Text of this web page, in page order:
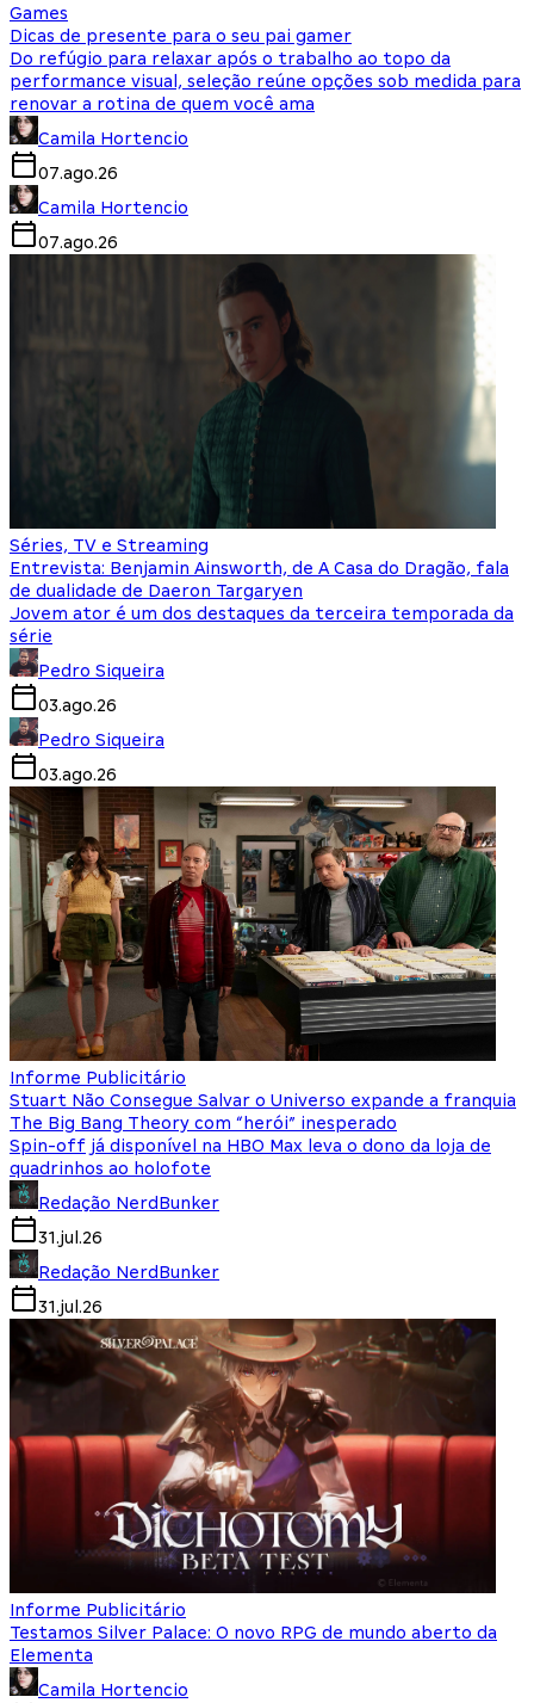
Games
Dicas de presente para o seu pai gamer
Do refúgio para relaxar após o trabalho ao topo da
performance visual, seleção reúne opções sob medida para
renovar a rotina de quem você ama
Camila Hortencio
07.ago.26
Camila Hortencio
07.ago.26
Séries, TV e Streaming
Entrevista: Benjamin Ainsworth, de A Casa do Dragão, fala
de dualidade de Daeron Targaryen
Jovem ator é um dos destaques da terceira temporada da
série
Pedro Siqueira
03.ago.26
Pedro Siqueira
03.ago.26
Informe Publicitário
Stuart Não Consegue Salvar o Universo expande a franquia
The Big Bang Theory com “herói” inesperado
Spin-off já disponível na HBO Max leva o dono da loja de
quadrinhos ao holofote
Redação NerdBunker
31.jul.26
Redação NerdBunker
31.jul.26
Informe Publicitário
Testamos Silver Palace: O novo RPG de mundo aberto da
Elementa
Camila Hortencio